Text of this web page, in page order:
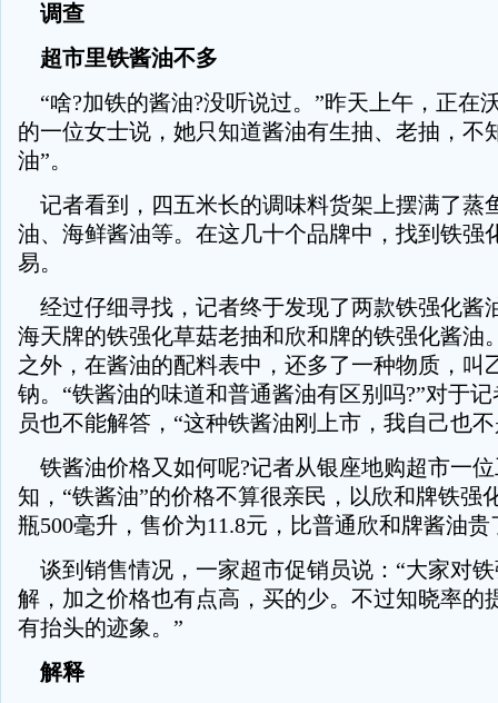
调查
超市里铁酱油不多
“啥?加铁的酱油?没听说过。”昨天上午，正在
的一位女士说，她只知道酱油有生抽、老抽，不
油”。
记者看到，四五米长的调味料货架上摆满了蒸
油、海鲜酱油等。在这几十个品牌中，找到铁强
易。
经过仔细寻找，记者终于发现了两款铁强化酱
海天牌的铁强化草菇老抽和欣和牌的铁强化酱油
之外，在酱油的配料表中，还多了一种物质，叫
钠。“铁酱油的味道和普通酱油有区别吗?”对于
员也不能解答，“这种铁酱油刚上市，我自己也
铁酱油价格又如何呢?记者从银座地购超市一
知，“铁酱油”的价格不算很亲民，以欣和牌铁强
瓶500毫升，售价为11.8元，比普通欣和牌酱油贵
谈到销售情况，一家超市促销员说：“大家对
解，加之价格也有点高，买的少。不过知晓率的
有抬头的迹象。”
解释